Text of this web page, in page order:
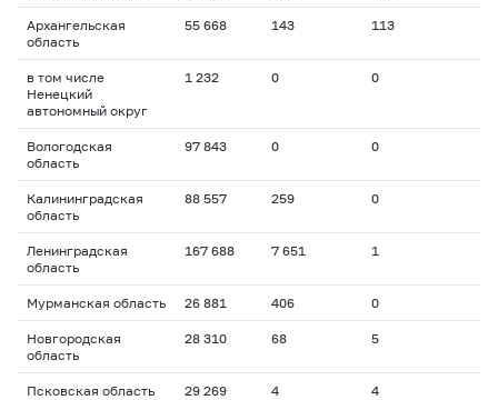
Архангельская
область
55 668 143 113
в том числе
Ненецкий
автономный округ
1 232 0 0
Вологодская
область
97 843 0 0
Калининградская
область
88 557 259 0
Ленинградская
область
167 688 7 651 1
Мурманская область 26 881 406 0
Новгородская
область
28 310 68 5
Псковская область 29 269 4 4